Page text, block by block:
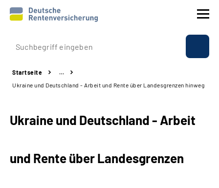
Prävention
Reha
Experten
Startseite
…
Ukraine und Deutschland - Arbeit und Rente über Landesgrenzen hinweg
Ukraine und Deutschland - Arbeit
und Rente über Landesgrenzen